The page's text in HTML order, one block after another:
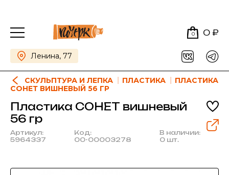
0 0 ₽
Ленина, 77
СКУЛЬПТУРА И ЛЕПКА ПЛАСТИКА
ПЛАСТИКА
СОНЕТ ВИШНЕВЫЙ 56 ГР
Пластика СОНЕТ вишневый
56 гр
Артикул:
5964337
Код:
00-00003278
В наличии:
0 шт.